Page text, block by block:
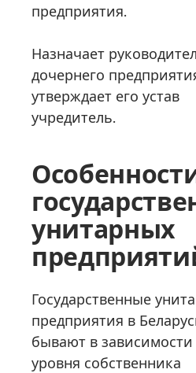
предприятия.
Назначает
дочернего
утверждает его устав
учредитель.
унитарных
Государственные
предприятия в
бывают в зависимости
уровня собственника